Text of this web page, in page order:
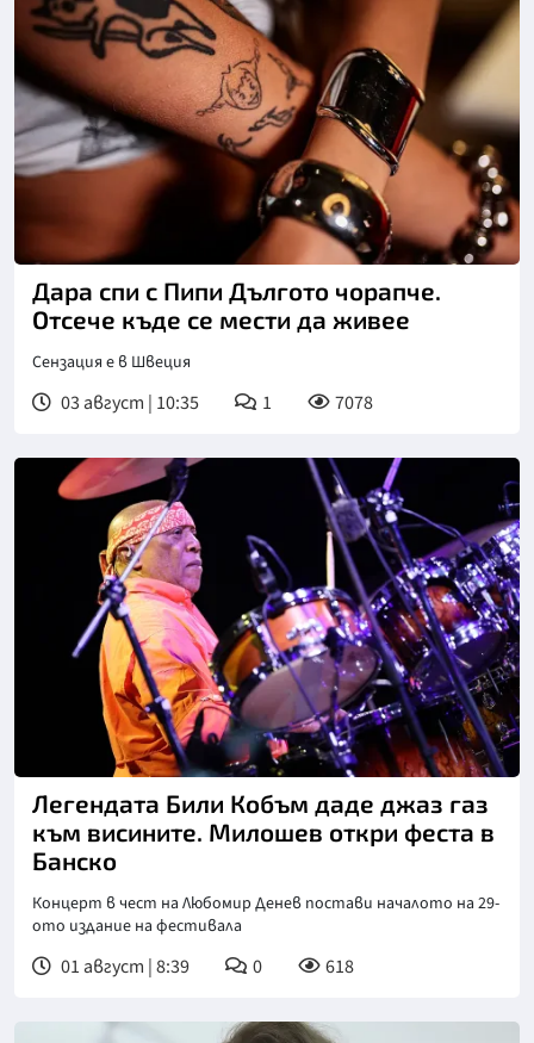
Дара спи с Пипи Дългото чорапче.
Отсече къде се мести да живее
Сензация е в Швеция
03 август | 10:35 1 7078
Снимка: БТА
Легендата Били Кобъм даде джаз газ
към висините. Милошев откри феста в
Банско
Концерт в чест на Любомир Денев постави началото на 29-
ото издание на фестивала
01 август | 8:39 0 618